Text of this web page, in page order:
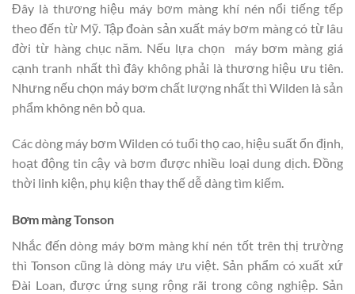
Đây là thương hiệu máy bơm màng khí nén nổi tiếng tếp
theo đến từ Mỹ. Tập đoàn sản xuất máy bơm màng có từ lâu
đời từ hàng chục năm. Nếu lựa chọn máy bơm màng giá
cạnh tranh nhất thì đây không phải là thương hiệu ưu tiên.
Nhưng nếu chọn máy bơm chất lượng nhất thì Wilden là sản
phẩm không nên bỏ qua.
Các dòng máy bơm Wilden có tuổi thọ cao, hiệu suất ổn định,
hoạt động tin cậy và bơm được nhiều loại dung dịch. Đồng
thời linh kiện, phụ kiện thay thế dễ dàng tìm kiếm.
Bơm màng Tonson
Nhắc đến dòng máy bơm màng khí nén tốt trên thị trường
thì Tonson cũng là dòng máy ưu việt. Sản phẩm có xuất xứ
Đài Loan, được ứng sụng rộng rãi trong công nghiệp. Sản